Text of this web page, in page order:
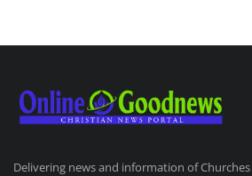
Delivering news and information of